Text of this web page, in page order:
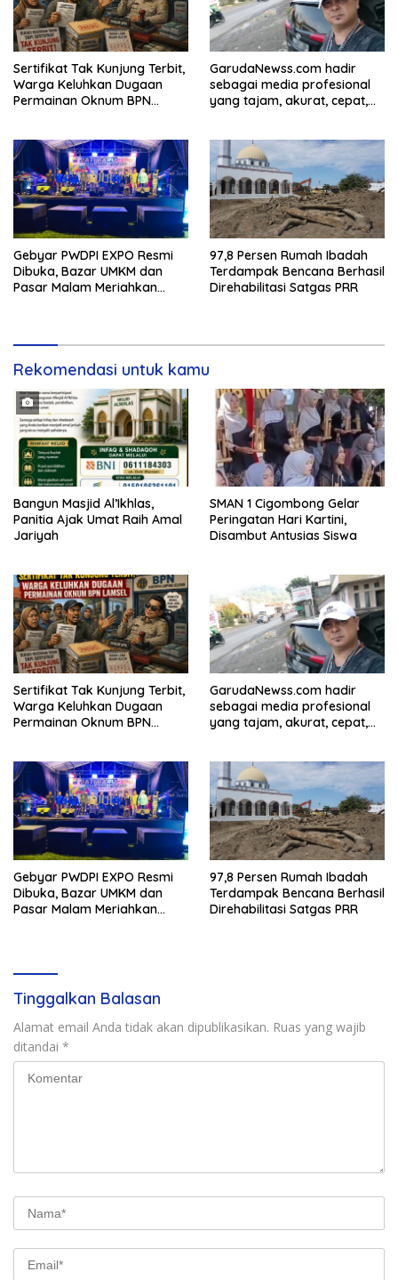
Sertifikat Tak Kunjung Terbit,
Warga Keluhkan Dugaan
Permainan Oknum BPN
GarudaNewss.com hadir
sebagai media profesional
yang tajam, akurat, cepat,
berkomitmen untuk selalu
memberikan informasi yang
berkualitas serta menjadi
Gebyar PWDPI EXPO Resmi
Dibuka, Bazar UMKM dan
Pasar Malam Meriahkan
97,8 Persen Rumah Ibadah
Terdampak Bencana Berhasil
Direhabilitasi Satgas PRR
Rekomendasi untuk kamu
Bangun Masjid Al’Ikhlas,
Panitia Ajak Umat Raih Amal
Jariyah
SMAN 1 Cigombong Gelar
Peringatan Hari Kartini,
Disambut Antusias Siswa
Sertifikat Tak Kunjung Terbit,
Warga Keluhkan Dugaan
Permainan Oknum BPN
GarudaNewss.com hadir
sebagai media profesional
yang tajam, akurat, cepat,
berkomitmen untuk selalu
memberikan informasi yang
berkualitas serta menjadi
Gebyar PWDPI EXPO Resmi
Dibuka, Bazar UMKM dan
Pasar Malam Meriahkan
97,8 Persen Rumah Ibadah
Terdampak Bencana Berhasil
Direhabilitasi Satgas PRR
Tinggalkan Balasan
Alamat email Anda tidak akan dipublikasikan. Ruas yang wajib
ditandai *